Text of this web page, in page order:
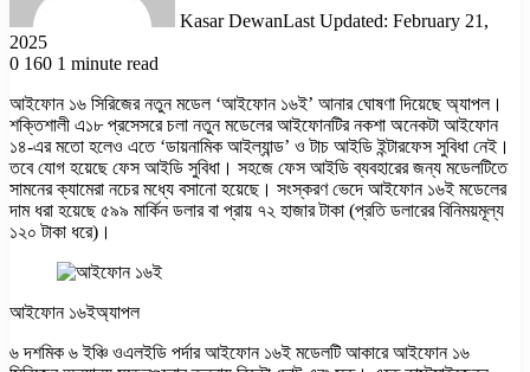
Kasar DewanLast Updated: February 21,
2025
0 160 1 minute read
আইফোন ১৬ সিরিজের নতুন মডেল ‘আইফোন ১৬ই’ আনার ঘোষণা দিয়েছে অ্যাপল।
শক্তিশালী এ১৮ প্রসেসরে চলা নতুন মডেলের আইফোনটির নকশা অনেকটা আইফোন
১৪-এর মতো হলেও এতে ‘ডায়নামিক আইল্যান্ড’ ও টাচ আইডি ইন্টারফেস সুবিধা নেই।
তবে যোগ হয়েছে ফেস আইডি সুবিধা। সহজে ফেস আইডি ব্যবহারের জন্য মডেলটিতে
সামনের ক্যামেরা নচের মধ্যে বসানো হয়েছে। সংস্করণ ভেদে আইফোন ১৬ই মডেলের
দাম ধরা হয়েছে ৫৯৯ মার্কিন ডলার বা প্রায় ৭২ হাজার টাকা (প্রতি ডলারের বিনিময়মূল্য
১২০ টাকা ধরে)।
আইফোন ১৬ইঅ্যাপল
৬ দশমিক ৬ ইঞ্চি ওএলইডি পর্দার আইফোন ১৬ই মডেলটি আকারে আইফোন ১৬